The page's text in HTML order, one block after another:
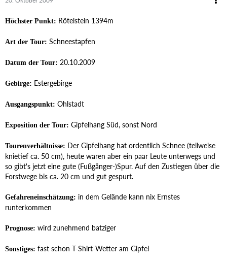
Höchster Punkt: Rötelstein 1394m
Art der Tour: Schneestapfen
Datum der Tour: 20.10.2009
Gebirge: Estergebirge
Ausgangspunkt: Ohlstadt
Exposition der Tour: Gipfelhang Süd, sonst Nord
Tourenverhältnisse: Der Gipfelhang hat ordentlich Schnee (teilweise
knietief ca. 50 cm), heute waren aber ein paar Leute unterwegs und
so gibt's jetzt eine gute (Fußgänger-)Spur. Auf den Zustiegen über die
Forstwege bis ca. 20 cm und gut gespurt.
Gefahreneinschätzung: in dem Gelände kann nix Ernstes
runterkommen
Prognose: wird zunehmend batziger
Sonstiges: fast schon T-Shirt-Wetter am Gipfel